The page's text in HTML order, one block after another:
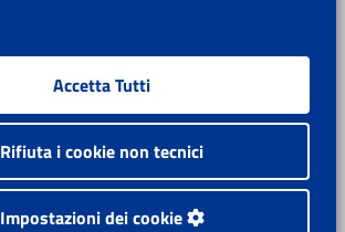
Accetta Tutti
Rifiuta i cookie non tecnici
Impostazioni dei cookie